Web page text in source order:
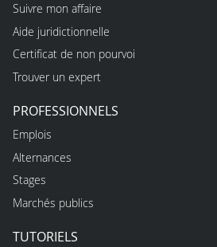
Suivre mon affaire
Aide juridictionnelle
Certificat de non pourvoi
Trouver un expert
PROFESSIONNELS
Emplois
Alternances
Stages
Marchés publics
TUTORIELS